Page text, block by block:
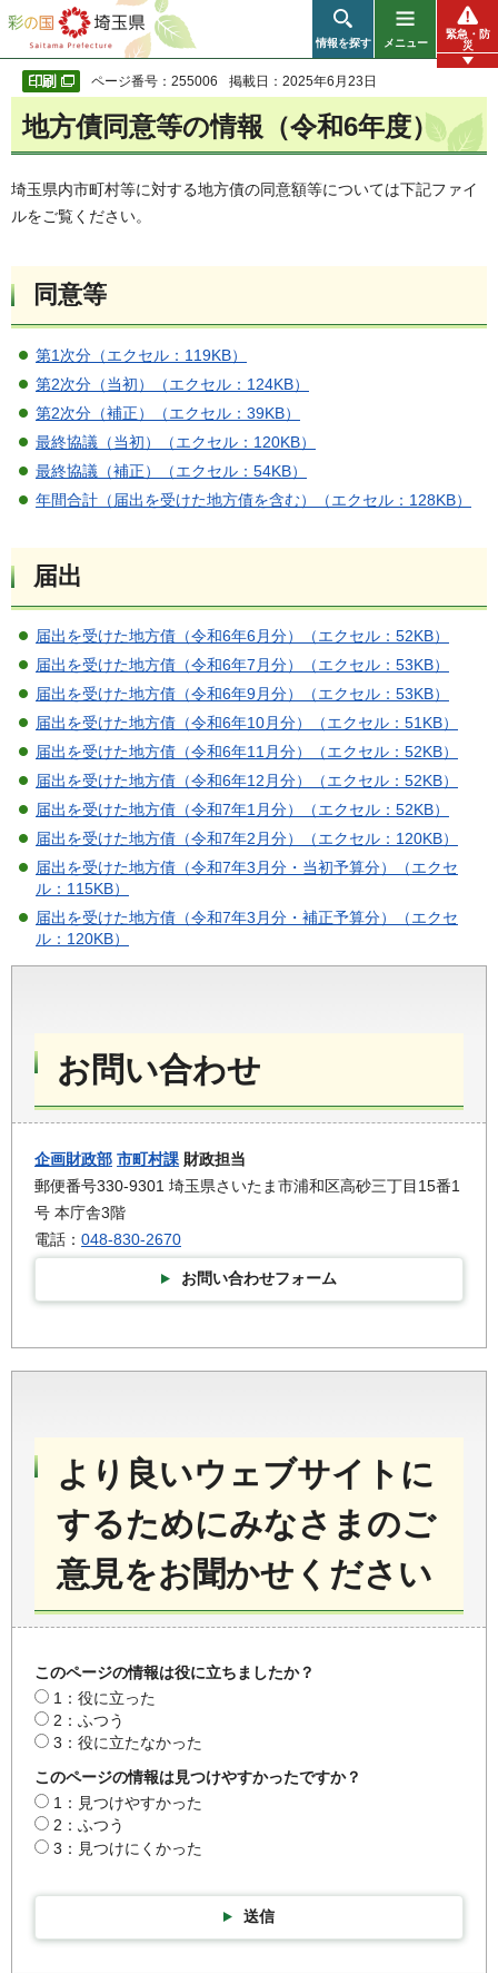
彩の国 埼玉県
情報を探す メニュー
緊急・防
災
ページ番号：255006 掲載日：2025年6月23日
地方債同意等の情報（令和6年度）
埼玉県内市町村等に対する地方債の同意額等については下記ファイ
ルをご覧ください。
同意等
第1次分（エクセル：119KB）
第2次分（当初）（エクセル：124KB）
第2次分（補正）（エクセル：39KB）
最終協議（当初）（エクセル：120KB）
最終協議（補正）（エクセル：54KB）
年間合計（届出を受けた地方債を含む）（エクセル：128KB）
届出
届出を受けた地方債（令和6年6月分）（エクセル：52KB）
届出を受けた地方債（令和6年7月分）（エクセル：53KB）
届出を受けた地方債（令和6年9月分）（エクセル：53KB）
届出を受けた地方債（令和6年10月分）（エクセル：51KB）
届出を受けた地方債（令和6年11月分）（エクセル：52KB）
届出を受けた地方債（令和6年12月分）（エクセル：52KB）
届出を受けた地方債（令和7年1月分）（エクセル：52KB）
届出を受けた地方債（令和7年2月分）（エクセル：120KB）
届出を受けた地方債（令和7年3月分・当初予算分）（エクセ
ル：115KB）
届出を受けた地方債（令和7年3月分・補正予算分）（エクセ
ル：120KB）
お問い合わせ
企画財政部 市町村課 財政担当
郵便番号330-9301 埼玉県さいたま市浦和区高砂三丁目15番1
号 本庁舎3階
電話： 048-830-2670
お問い合わせフォーム
より良いウェブサイトに
するためにみなさまのご
意見をお聞かせください
このページの情報は役に立ちましたか？
1：役に立った
2：ふつう
3：役に立たなかった
このページの情報は見つけやすかったですか？
1：見つけやすかった
2：ふつう
3：見つけにくかった
送信